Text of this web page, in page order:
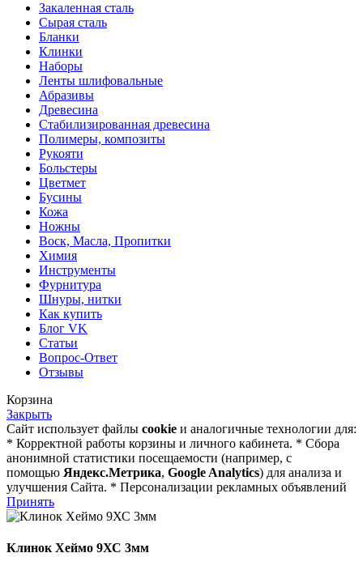
Закаленная сталь
Сырая сталь
Бланки
Клинки
Наборы
Ленты шлифовальные
Абразивы
Древесина
Стабилизированная древесина
Полимеры, композиты
Рукояти
Больстеры
Цветмет
Бусины
Кожа
Ножны
Воск, Масла, Пропитки
Химия
Инструменты
Фурнитура
Шнуры, нитки
Как купить
Блог VK
Статьи
Вопрос-Ответ
Отзывы
Корзина
Закрыть
Сайт использует файлы cookie и аналогичные технологии для:
* Корректной работы корзины и личного кабинета. * Сбора
анонимной статистики посещаемости (например, с
помощью Яндекс.Метрика, Google Analytics) для анализа и
улучшения Сайта. * Персонализации рекламных объявлений
Принять
Клинок Хеймо 9ХС 3мм